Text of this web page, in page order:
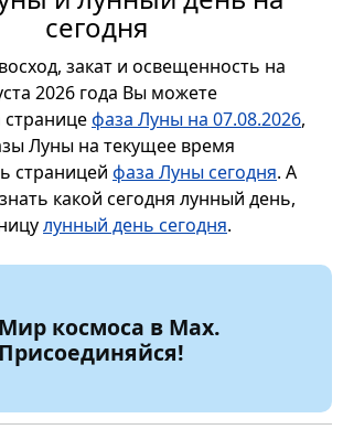
сегодня
закат и освещенность на
2026 года Вы можете
фаза Луны на 07.08.2026,
Луны на текущее время
страницей фаза Луны сегодня. А
какой сегодня лунный день,
лунный день сегодня.
Мир космоса в Max.
Присоединяйся!